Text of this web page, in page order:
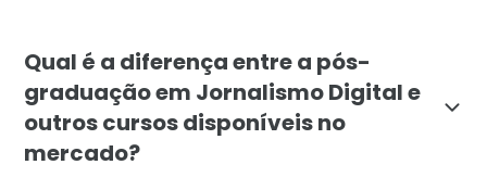
Qual é a diferença entre a pós-
graduação em Jornalismo Digital e
outros cursos disponíveis no
mercado?